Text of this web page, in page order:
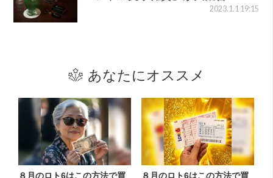
2023.1.1 19:15
あなたにオススメ
８月のロト6はこの方法で買 ８月のロト6はこの方法で買